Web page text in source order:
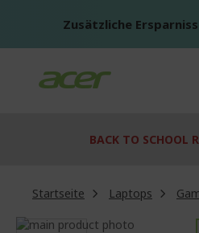
Zusätzliche
BACK TO SCHOOL
Startseite Laptops
Zum